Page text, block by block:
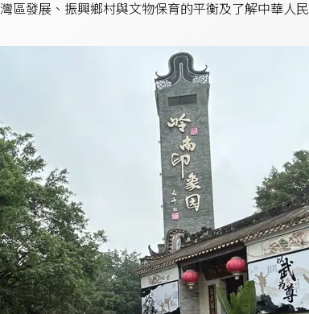
區發展、振興鄉村與文物保育的平衡及了解中華人